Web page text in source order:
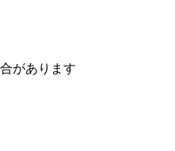
があります